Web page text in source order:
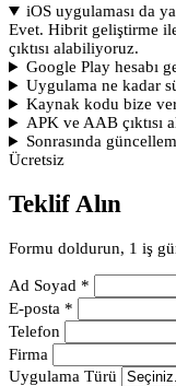
iOS uygulaması da
Evet. Hibrit geliştirme
çıktısı alabiliyoruz.
Google Play hesabı
Uygulama ne kadar
Kaynak kodu bize
APK ve AAB çıktısı
Sonrasında
Ücretsiz
Teklif Alın
Formu doldurun, 1 iş
Ad Soyad *
E-posta *
Telefon
Firma
Uygulama Türü